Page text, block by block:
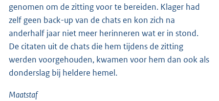
genomen om de zitting voor te bereiden. Klager had
zelf geen back-up van de chats en kon zich na
anderhalf jaar niet meer herinneren wat er in stond.
De citaten uit de chats die hem tijdens de zitting
werden voorgehouden, kwamen voor hem dan ook als
donderslag bij heldere hemel.
Maatstaf